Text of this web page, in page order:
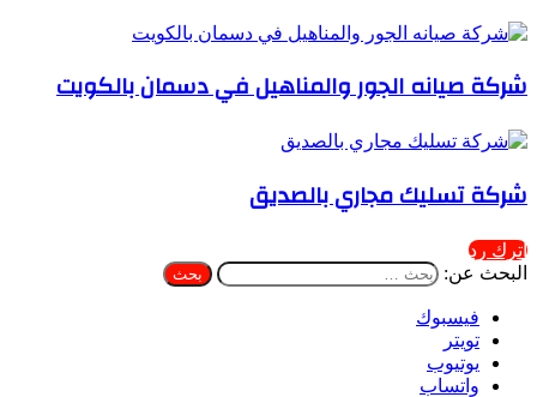
شركة صيانه الجور والمناهيل في دسمان بالكويت
شركة تسليك مجاري بالصديق
اترك رد
البحث عن:
فيسبوك
تويتر
يوتيوب
واتساب